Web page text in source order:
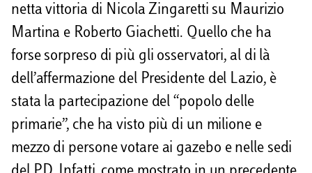
d
netta vittoria di Nicola Zingaretti su Maurizio
Martina e Roberto Giachetti. Quello che ha
forse sorpreso di più gli osservatori, al di là
dell’affermazione del Presidente del Lazio, è
stata la partecipazione del “popolo delle
primarie”, che ha visto più di un milione e
mezzo di persone votare ai gazebo e nelle sedi